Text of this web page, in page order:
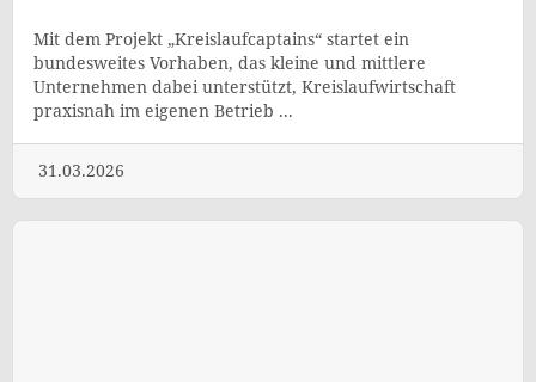
Mit dem Projekt „Kreislaufcaptains“ startet ein
bundesweites Vorhaben, das kleine und mittlere
Unternehmen dabei unterstützt, Kreislaufwirtschaft
praxisnah im eigenen Betrieb ...
31.03.2026